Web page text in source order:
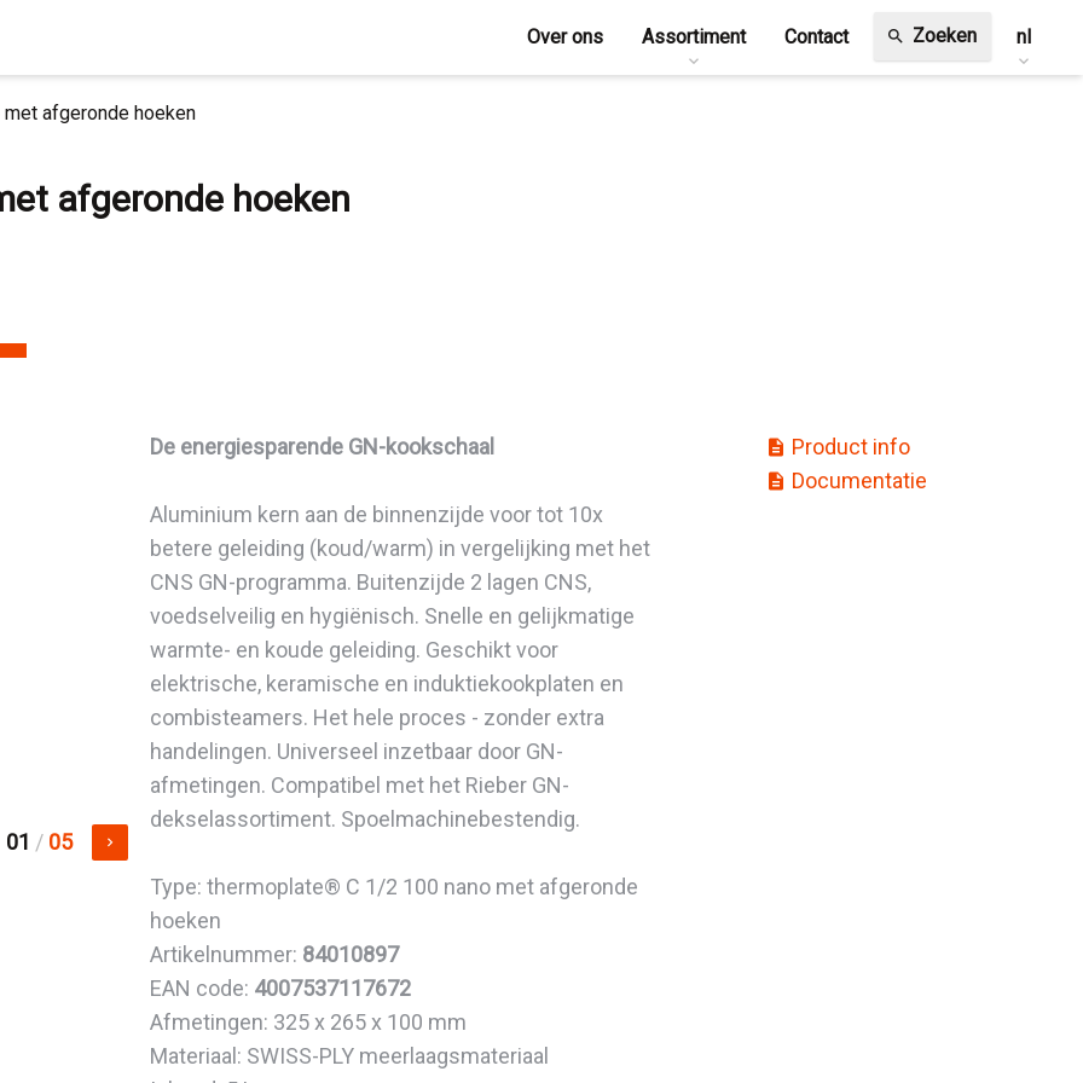
Over ons Assortiment Contact Zoeken
search nl
afgeronde hoeken
afgeronde hoeken
01 / 05 keyboard_arrow_right
De energiesparende GN-kookschaal
Aluminium kern aan de binnenzijde voor tot 10x
betere geleiding (koud/warm) in vergelijking met het
CNS GN-programma. Buitenzijde 2 lagen CNS,
voedselveilig en hygiënisch. Snelle en gelijkmatige
warmte- en koude geleiding. Geschikt voor
elektrische, keramische en induktiekookplaten en
combisteamers. Het hele proces - zonder extra
handelingen. Universeel inzetbaar door GN-
afmetingen. Compatibel met het Rieber GN-
dekselassortiment. Spoelmachinebestendig.
Type: thermoplate® C 1/2 100 nano met afgeronde
hoeken
Artikelnummer: 84010897
EAN code: 4007537117672
Afmetingen: 325 x 265 x 100 mm
Materiaal: SWISS-PLY meerlaagsmateriaal
description Product info
description Documentatie